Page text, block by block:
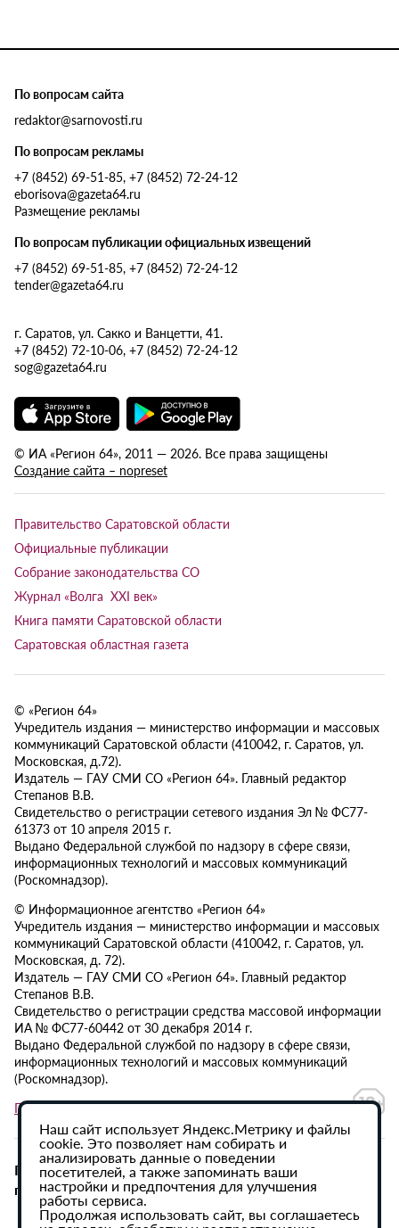
По вопросам сайта
redaktor@sarnovosti.ru
По вопросам рекламы
+7 (8452) 69-51-85, +7 (8452) 72-24-12
eborisova@gazeta64.ru
Размещение рекламы
По вопросам публикации официальных извещений
+7 (8452) 69-51-85, +7 (8452) 72-24-12
tender@gazeta64.ru
г. Саратов, ул. Сакко и Ванцетти, 41.
+7 (8452) 72-10-06, +7 (8452) 72-24-12
sog@gazeta64.ru
© ИА «Регион 64», 2011 — 2026. Все права защищены
Создание сайта – nopreset
Правительство Саратовской области
Официальные публикации
Собрание законодательства СО
Журнал «Волга XXI век»
Книга памяти Саратовской области
Саратовская областная газета
© «Регион 64»
Учредитель издания — министерство информации и массовых
коммуникаций Саратовской области (410042, г. Саратов, ул.
Московская, д.72).
Издатель — ГАУ СМИ СО «Регион 64». Главный редактор
Степанов В.В.
Свидетельство о регистрации сетевого издания Эл № ФС77-
61373 от 10 апреля 2015 г.
Выдано Федеральной службой по надзору в сфере связи,
информационных технологий и массовых коммуникаций
(Роскомнадзор).
© Информационное агентство «Регион 64»
Учредитель издания — министерство информации и массовых
коммуникаций Саратовской области (410042, г. Саратов, ул.
Московская, д. 72).
Издатель — ГАУ СМИ СО «Регион 64». Главный редактор
Степанов В.В.
Свидетельство о регистрации средства массовой информации
ИА № ФС77-60442 от 30 декабря 2014 г.
Выдано Федеральной службой по надзору в сфере связи,
информационных технологий и массовых коммуникаций
(Роскомнадзор).
Политика в отношении обработки персональных данных
При использовании материалов сайта активная
гиперссылка на ИА «Регион 64» обязательна.
Наш сайт использует Яндекс.Метрику и файлы
cookie. Это позволяет нам собирать и
анализировать данные о поведении
посетителей, а также запоминать ваши
настройки и предпочтения для улучшения
работы сервиса.
Продолжая использовать сайт, вы соглашаетесь